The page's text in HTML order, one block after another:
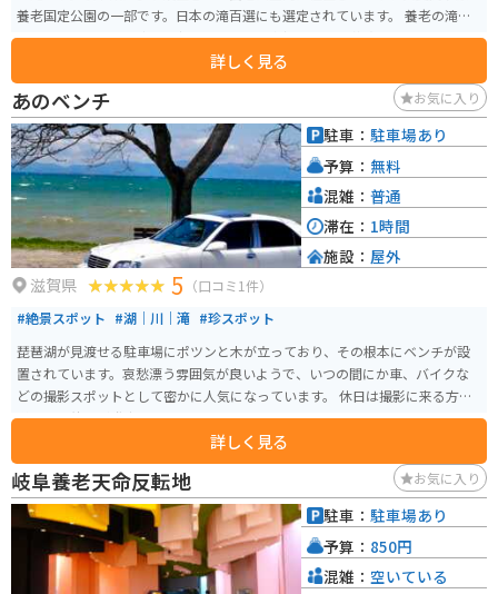
養老国定公園の一部です。日本の滝百選にも選定されています。 養老の滝
は、古来から文人墨客にも親しまれてきた名瀑であり、葛飾北斎も浮世絵に
描いています。滝の名前は、孝子物語に由来しており、「親孝行な木こり
が、湧き出た水をひょうたんに汲み、父に飲ませると若返った」という伝説
が残っています。 雄麗な滝の姿はもちろん、周囲を彩る自然も魅力。春は桜
が咲き誇り、公園一帯をピンク色に染め、秋には山全体が紅葉して、グラデ
ーションが見事です。また、公園内には体験型アート施設の「養老天命反転
地」や遊具のある「子どもの国」などの施設もあり、大人から子どもまで１
年を通して楽しめます。
詳しく見る
あのベンチ お気に入り
滋賀県 5 （口コミ1件）
#絶景スポット #湖｜川｜滝 #珍スポット
琵琶湖が見渡せる駐車場にポツンと木が立っており、その根本にベンチが設
置されています。哀愁漂う雰囲気が良いようで、いつの間にか車、バイクな
どの撮影スポットとして密かに人気になっています。 休日は撮影に来る方も
増え順番待ちが発生している場面もよく見ます。平日であればかなり空いて
いる様です。 砂利敷きの駐車場で多少の段差もありますので車高の低すぎる
車は入る角度注意です。
詳しく見る
駐車： 駐車場あり
予算： 無料
混雑： 普通
滞在： 1時間
施設： 屋外
岐阜養老天命反転地 お気に入り
駐車： 駐車場あり
予算： 850円
混雑： 空いている